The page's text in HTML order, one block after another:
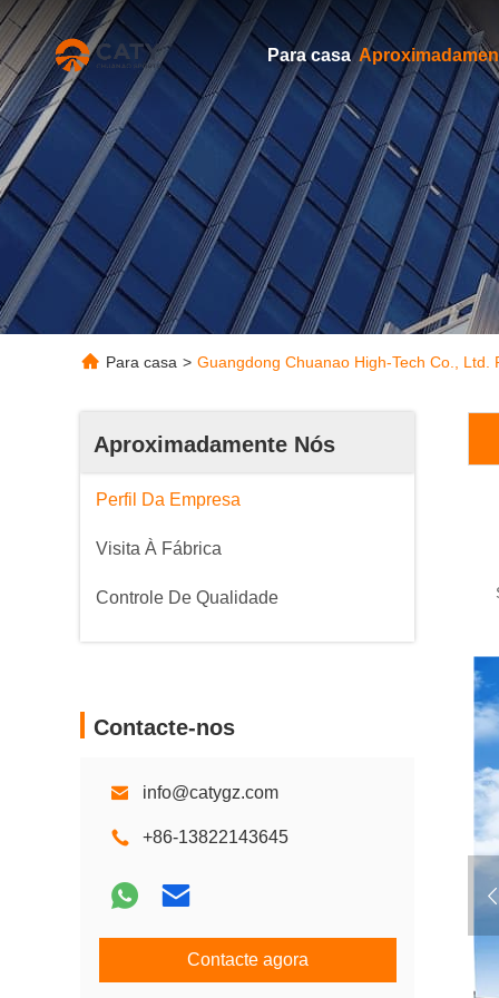
Para casa
Para casa > Guangdong Chuanao High-Tech Co., Ltd.
Aproximadamente Nós
Perfil Da Empresa
Visita À Fábrica
Controle De Qualidade
Contacte-nos
info@catygz.com
+86-13822143645
Contacte agora